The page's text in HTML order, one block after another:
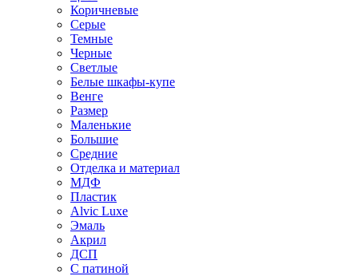
Коричневые
Серые
Темные
Черные
Светлые
Белые шкафы-купе
Венге
Размер
Маленькие
Большие
Средние
Отделка и материал
МДФ
Пластик
Alvic Luxe
Эмаль
Акрил
ДСП
С патиной